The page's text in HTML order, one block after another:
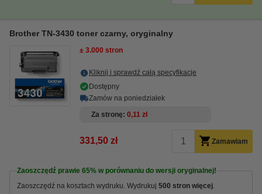
Brother TN-3430 toner czarny, oryginalny
± 3.000 stron
Kliknij i sprawdź całą specyfikacje
Dostępny
Zamów na poniedziałek
Za stronę 0,11 zł
331,50 zł Zamawiam
Zaoszczędź prawie 65% w porównaniu do wersji oryginalnej!
Zaoszczędź na kosztach wydruku. Wydrukuj 500 stron więcej.